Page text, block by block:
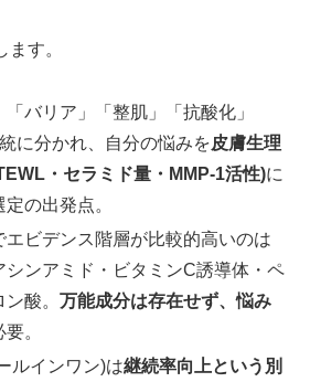
す。
バリア」「整肌」「抗酸化」
に分かれ、自分の悩みを皮膚生理
・セラミド量・MMP-1活性)に
の出発点。
エビデンス階層が比較的高いのは
シンアミド・ビタミンC誘導体・ペ
ン酸。万能成分は存在せず、悩み
。
ルインワン)は継続率向上という別